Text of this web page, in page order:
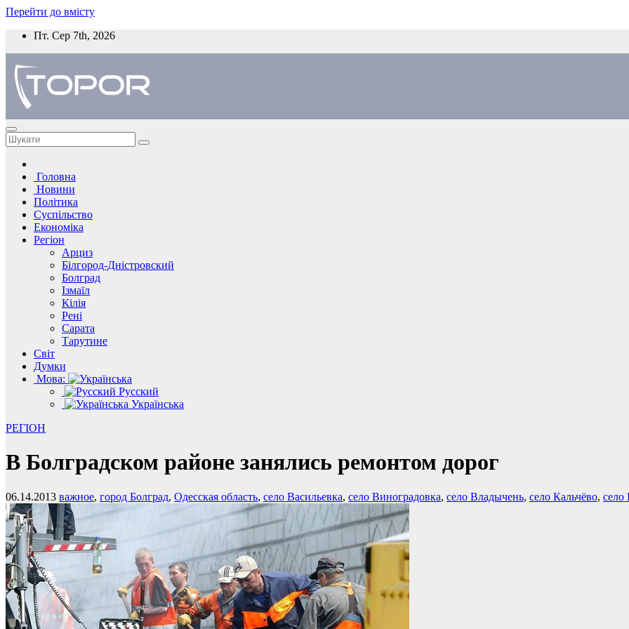
Перейти до вмісту
Пт. Сер 7th, 2026
Головна
Новини
Політика
Суспільство
Економіка
Регіон
Арциз
Білгород-Дністровский
Болград
Ізмаїл
Кілія
Рені
Сарата
Тарутине
Світ
Думки
Мова:
Русский
Українська
РЕГІОН
В Болградском районе занялись ремонтом дорог
06.14.2013 важное, город Болград, Одесская область, село Васильевка, село Виноградовка, село Владычень, село Кальчёво, село